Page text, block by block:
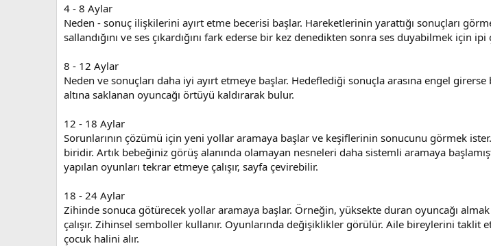
4 - 8 Aylar
Neden - sonuç ilişkilerini ayırt etme becerisi başlar. Hareketlerinin yarattığı sonuçları
sallandığını ve ses çıkardığını fark ederse bir kez denedikten sonra ses duyabilmek için ipi
8 - 12 Aylar
Neden ve sonuçları daha iyi ayırt etmeye başlar. Hedeflediği sonuçla arasına engel
altına saklanan oyuncağı örtüyü kaldırarak bulur.
12 - 18 Aylar
Sorunlarının çözümü için yeni yollar aramaya başlar ve keşiflerinin sonucunu görmek
biridir. Artık bebeğiniz görüş alanında olamayan nesneleri daha sistemli aramaya
yapılan oyunları tekrar etmeye çalışır, sayfa çevirebilir.
18 - 24 Aylar
Zihinde sonuca götürecek yollar aramaya başlar. Örneğin, yüksekte duran oyuncağı
çalışır. Zihinsel semboller kullanır. Oyunlarında değişiklikler görülür. Aile bireylerini taklit
çocuk halini alır.